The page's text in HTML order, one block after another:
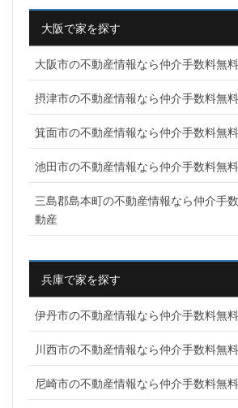
大阪で家を探す
大阪市の不動産情報なら仲介手数料無
摂津市の不動産情報なら仲介手数料無
箕面市の不動産情報なら仲介手数料無
池田市の不動産情報なら仲介手数料無
三島郡島本町の不動産情報なら仲介手
動産
兵庫で家を探す
伊丹市の不動産情報なら仲介手数料無
川西市の不動産情報なら仲介手数料無
尼崎市の不動産情報なら仲介手数料無